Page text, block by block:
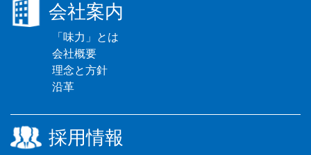
会社案内
「味力」とは
会社概要
理念と方針
沿革
採用情報